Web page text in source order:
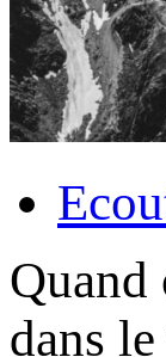
Quand
dans